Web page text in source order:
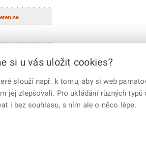
Corp.
Facebook
si u vás uložit cookies?
slouží např. k tomu, aby si web
jej zlepšovali. Pro ukládání různých
i bez souhlasu, s ním ale o něco lépe.